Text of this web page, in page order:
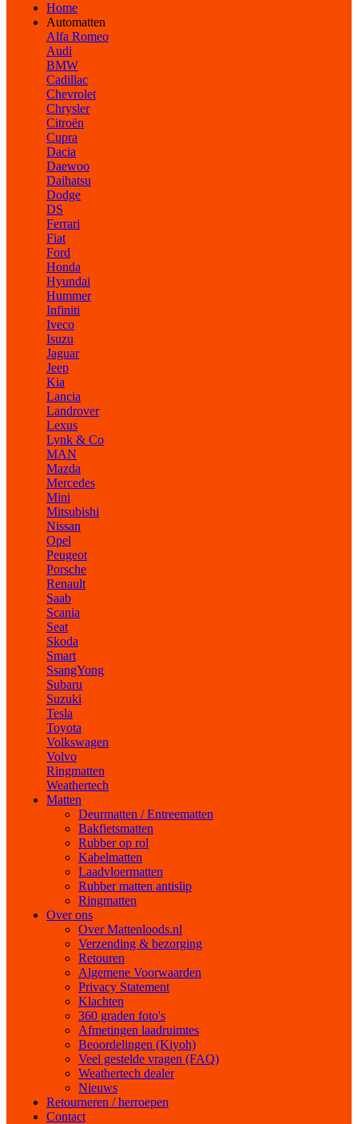
Home
Automatten
Alfa Romeo
Audi
BMW
Cadillac
Chevrolet
Chrysler
Citroën
Cupra
Dacia
Daewoo
Daihatsu
Dodge
DS
Ferrari
Fiat
Ford
Honda
Hyundai
Hummer
Infiniti
Iveco
Isuzu
Jaguar
Jeep
Kia
Lancia
Landrover
Lexus
Lynk & Co
MAN
Mazda
Mercedes
Mini
Mitsubishi
Nissan
Opel
Peugeot
Porsche
Renault
Saab
Scania
Seat
Skoda
Smart
SsangYong
Subaru
Suzuki
Tesla
Toyota
Volkswagen
Volvo
Ringmatten
Weathertech
Matten
Deurmatten / Entreematten
Bakfietsmatten
Rubber op rol
Kabelmatten
Laadvloermatten
Rubber matten antislip
Ringmatten
Over ons
Over Mattenloods.nl
Verzending & bezorging
Retouren
Algemene Voorwaarden
Privacy Statement
Klachten
360 graden foto's
Afmetingen laadruimtes
Beoordelingen (Kiyoh)
Veel gestelde vragen (FAQ)
Weathertech dealer
Nieuws
Retourneren / herroepen
Contact